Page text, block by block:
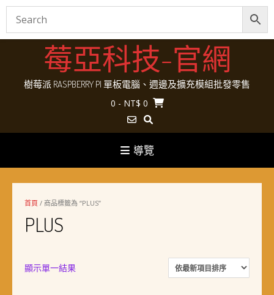
Skip
莓亞科技-官網
樹莓派 RASPBERRY PI 單板電腦、週邊及擴充模組批發零售
0 - NT$ 0
導覽
首頁 / 商品標籤為 “PLUS”
PLUS
顯示單一結果